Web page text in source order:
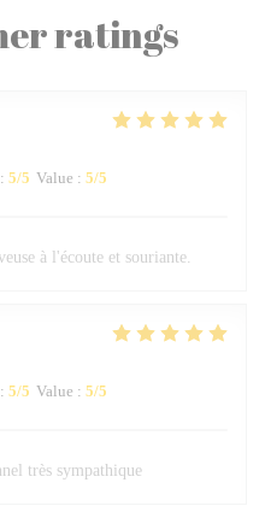
ratings
: 5/5 Value : 5/5
à l'écoute et souriante.
: 5/5 Value : 5/5
très sympathique